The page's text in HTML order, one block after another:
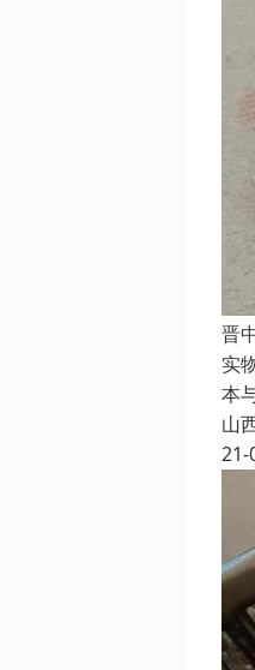
晋
实
本
山
21-